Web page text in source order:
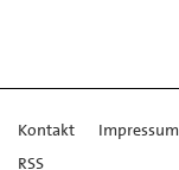
Kontakt Impressum
RSS